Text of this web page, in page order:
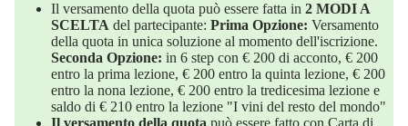
Il versamento della quota può essere fatta in 2 MODI A
SCELTA del partecipante: Prima Opzione: Versamento
della quota in unica soluzione al momento dell'iscrizione.
Seconda Opzione: in 6 step con € 200 di acconto, € 200
entro la prima lezione, € 200 entro la quinta lezione, € 200
entro la nona lezione, € 200 entro la tredicesima lezione e
saldo di € 210 entro la lezione "I vini del resto del mondo"
Il versamento della quota può essere fatto con Carta di